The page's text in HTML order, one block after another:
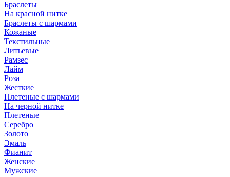
Браслеты
На красной нитке
Браслеты с шармами
Кожаные
Текстильные
Литьевые
Рамзес
Лайм
Роза
Жесткие
Плетеные с шармами
На черной нитке
Плетеные
Серебро
Золото
Эмаль
Фианит
Женские
Мужские